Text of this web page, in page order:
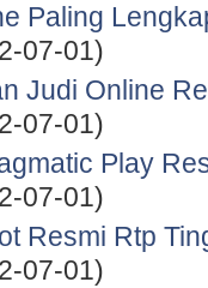
Paling
07-01)
Judi Online
07-01)
Play
07-01)
Resmi Rtp
07-01)